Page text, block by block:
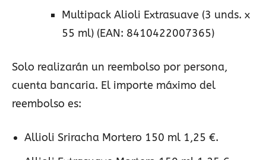
Multipack Alioli Extrasuave (3 unds. x
55 ml) (EAN: 8410422007365)
Solo realizarán un reembolso por persona,
cuenta bancaria. El importe máximo del
reembolso es:
Allioli Sriracha Mortero 150 ml 1,25 €.